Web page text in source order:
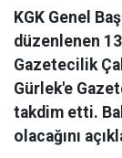
KGK Genel
düzenlenen
Gazetecilik
Gürlek'e
takdim etti.
olacağını